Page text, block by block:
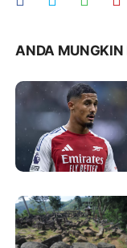
ANDA MUNGKIN